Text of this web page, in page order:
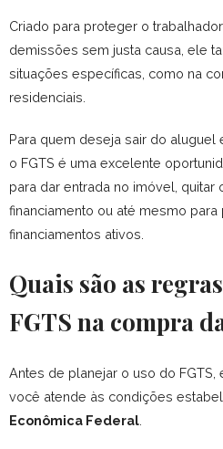
Criado para proteger o
demissões sem justa causa, ele
situações específicas, como na
residenciais.
Para quem deseja sair do aluguel
o FGTS é uma excelente
para dar entrada no imóvel,
financiamento ou até mesmo
financiamentos ativos.
Quais são as
FGTS na compra
Antes de planejar o uso do FGTS,
você atende às condições
Econômica Federal